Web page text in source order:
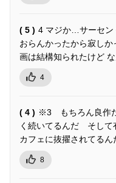
( 5 ) 4 マジか…サーセン
おらんかったから寂し
画は結構知られたけど
4
( 4 ) ※3 もちろん良作
く続いてるんだ そして
カフェに抜擢されてる
8